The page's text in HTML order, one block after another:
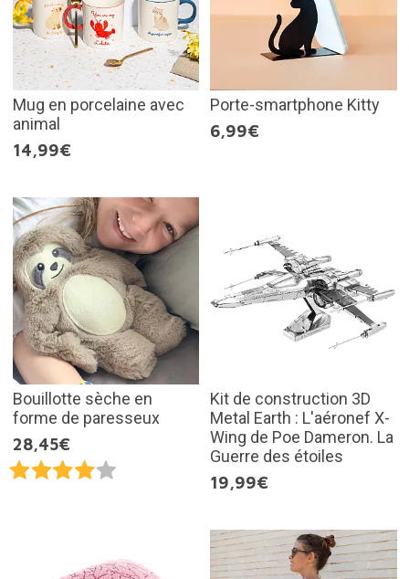
Mug en porcelaine avec
animal
14,99€
Porte-smartphone Kitty
6,99€
Bouillotte sèche en
forme de paresseux
28,45€
Kit de construction 3D
Metal Earth : L'aéronef X-
Wing de Poe Dameron. La
Guerre des étoiles
19,99€